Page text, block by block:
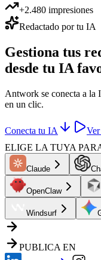
+2.480 impresiones
Redactado por tu IA
Gestiona tus
desde tu IA
Antwork se conecta a la
en un clic.
Conecta tu IA
ELIGE LA TUYA
Claude
OpenClaw
Windsurf
PUBLICA EN